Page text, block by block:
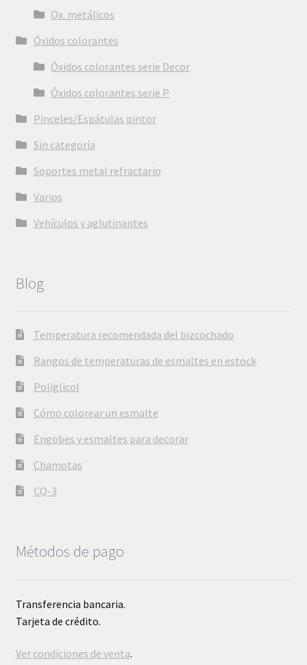
Ox. metálicos
Óxidos colorantes
Óxidos colorantes serie Decor
Óxidos colorantes serie P
Pinceles/Espátulas pintor
Sin categoría
Soportes metal refractario
Varios
Vehículos y aglutinantes
Blog
Temperatura recomendada del bizcochado
Rangos de temperaturas de esmaltes en estock
Poliglicol
Cómo colorear un esmalte
Engobes y esmaltes para decorar
Chamotas
CQ-3
Métodos de pago
Transferencia bancaria.
Tarjeta de crédito.
Ver condiciones de venta.